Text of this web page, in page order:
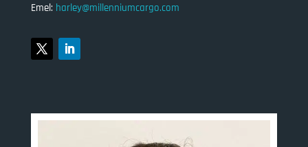
Emel: harley@millenniumcargo.com